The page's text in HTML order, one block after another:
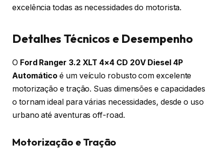
excelência todas as necessidades do motorista.
Detalhes Técnicos e Desempenho
O Ford Ranger 3.2 XLT 4×4 CD 20V Diesel 4P
Automático é um veículo robusto com excelente
motorização e tração. Suas dimensões e capacidades
o tornam ideal para várias necessidades, desde o uso
urbano até aventuras off-road.
Motorização e Tração